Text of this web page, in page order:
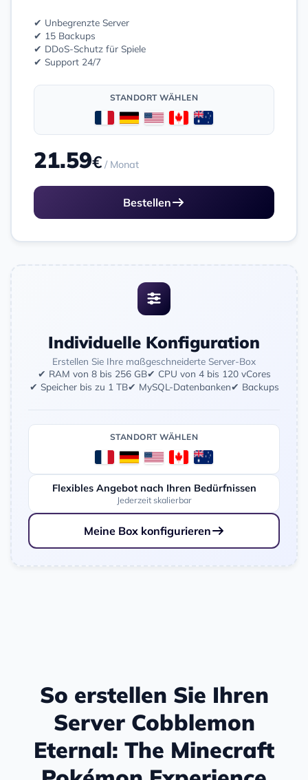
✔ Unbegrenzte Server
✔ 15 Backups
✔ DDoS-Schutz für Spiele
✔ Support 24/7
STANDORT WÄHLEN
21.59€ / Monat
Bestellen
Individuelle Konfiguration
Erstellen Sie Ihre maßgeschneiderte Server-Box
✔ RAM von 8 bis 256 GB✔ CPU von 4 bis 120 vCores
✔ Speicher bis zu 1 TB✔ MySQL-Datenbanken✔ Backups
STANDORT WÄHLEN
Flexibles Angebot nach Ihren Bedürfnissen
Jederzeit skalierbar
Meine Box konfigurieren
So erstellen Sie Ihren
Server Cobblemon
Eternal: The Minecraft